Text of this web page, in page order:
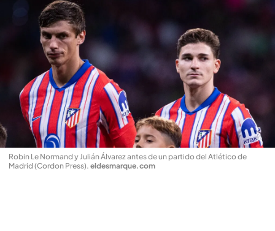
Robin Le Normand y Julián Álvarez antes de un partido del Atlético de
Madrid (Cordon Press). eldesmarque.com